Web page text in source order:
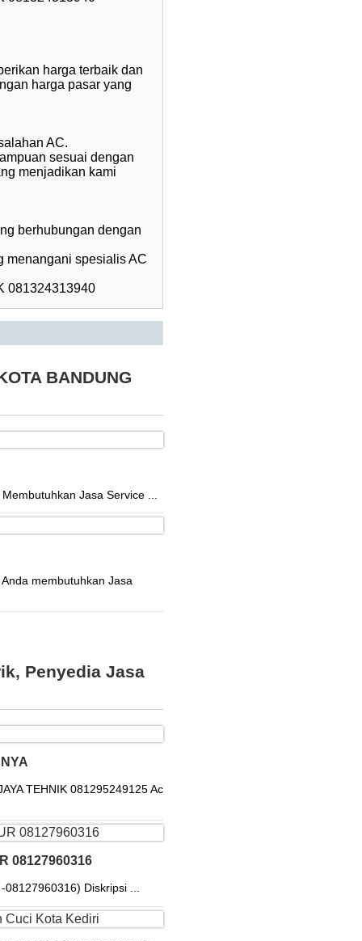
harga terbaik dan
harga pasar yang
AC.
sesuai dengan
menjadikan kami
berhubungan dengan
menangani spesialis AC
081324313940
BANDUNG
Jasa Service ...
membutuhkan Jasa
, Penyedia Jasa
TEHNIK 081295249125 Ac
08127960316
08127960316) Diskripsi ...